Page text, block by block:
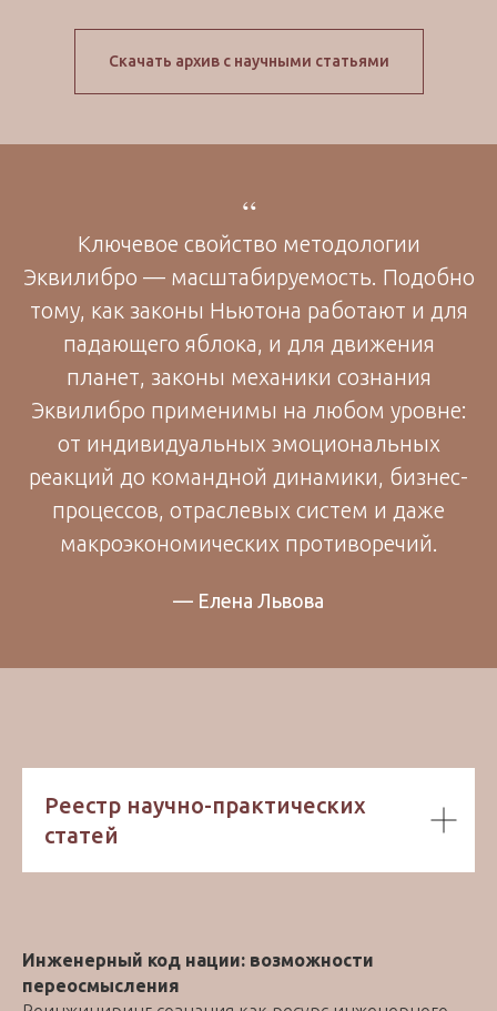
Скачать архив с научными статьями
“
Ключевое свойство методологии
Эквилибро — масштабируемость. Подобно
тому, как законы Ньютона работают и для
падающего яблока, и для движения
планет, законы механики сознания
Эквилибро применимы на любом уровне:
от индивидуальных эмоциональных
реакций до командной динамики, бизнес-
процессов, отраслевых систем и даже
макроэкономических противоречий.
— Елена Львова
Реестр научно-практических
статей
Инженерный код нации: возможности
переосмысления